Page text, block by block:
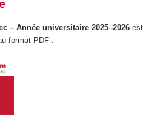
– Année universitaire 2025–2026est
format PDF :